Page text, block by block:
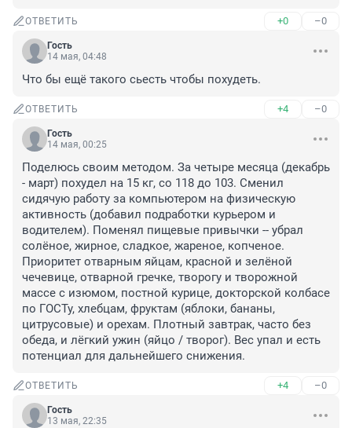
ОТВЕТИТЬ +0 –0
Гость
14 мая, 04:48
Что бы ещё такого сьесть чтобы похудеть.
ОТВЕТИТЬ +4 –0
Гость
14 мая, 00:25
Поделюсь своим методом. За четыре месяца (декабрь
- март) похудел на 15 кг, со 118 до 103. Сменил
сидячую работу за компьютером на физическую
активность (добавил подработки курьером и
водителем). Поменял пищевые привычки -- убрал
солёное, жирное, сладкое, жареное, копченое.
Приоритет отварным яйцам, красной и зелёной
чечевице, отварной гречке, творогу и творожной
массе с изюмом, постной курице, докторской колбасе
по ГОСТу, хлебцам, фруктам (яблоки, бананы,
цитрусовые) и орехам. Плотный завтрак, часто без
обеда, и лёгкий ужин (яйцо / творог). Вес упал и есть
потенциал для дальнейшего снижения.
ОТВЕТИТЬ +4 –0
Гость
13 мая, 22:35